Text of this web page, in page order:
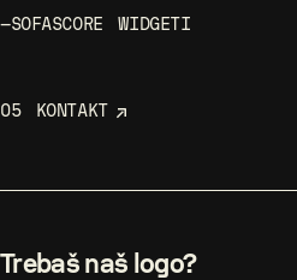
—SOFASCORE WIDGETI
05 KONTAKT
Trebaš naš logo?